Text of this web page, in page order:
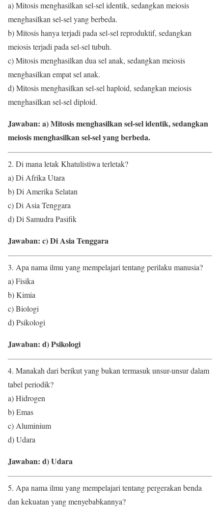
a) Mitosis menghasilkan sel-sel identik, sedangkan meiosis
menghasilkan sel-sel yang berbeda.
b) Mitosis hanya terjadi pada sel-sel reproduktif, sedangkan
meiosis terjadi pada sel-sel tubuh.
c) Mitosis menghasilkan dua sel anak, sedangkan meiosis
menghasilkan empat sel anak.
d) Mitosis menghasilkan sel-sel haploid, sedangkan meiosis
menghasilkan sel-sel diploid.
Jawaban: a) Mitosis menghasilkan sel-sel identik, sedangkan
meiosis menghasilkan sel-sel yang berbeda.
2. Di mana letak Khatulistiwa terletak?
a) Di Afrika Utara
b) Di Amerika Selatan
c) Di Asia Tenggara
d) Di Samudra Pasifik
Jawaban: c) Di Asia Tenggara
3. Apa nama ilmu yang mempelajari tentang perilaku manusia?
a) Fisika
b) Kimia
c) Biologi
d) Psikologi
Jawaban: d) Psikologi
4. Manakah dari berikut yang bukan termasuk unsur-unsur dalam
tabel periodik?
a) Hidrogen
b) Emas
c) Aluminium
d) Udara
Jawaban: d) Udara
5. Apa nama ilmu yang mempelajari tentang pergerakan benda
dan kekuatan yang menyebabkannya?